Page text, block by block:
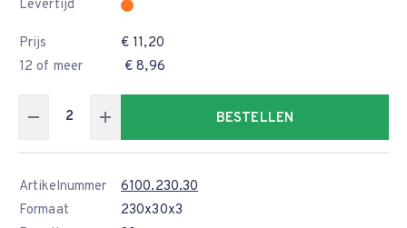
Levertijd
Prijs
€ 11,20
12 of meer
€ 8,96
BESTELLEN
Artikelnummer
6100.230.30
Formaat
230x30x3